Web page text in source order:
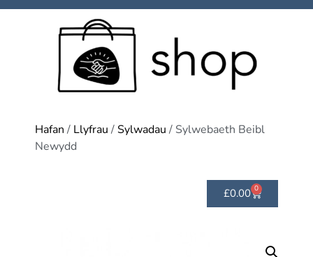
Hafan / Llyfrau /Sylwadau / Sylwebaeth Beibl
Newydd
£0.00 0